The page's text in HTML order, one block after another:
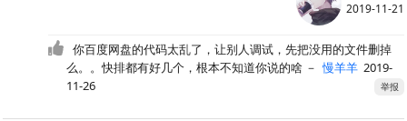
2019-11-21
你百度网盘的代码太乱了，让别人调试，先把没用的文件删掉
么。。快排都有好几个，根本不知道你说的啥 －慢羊羊 2019-
11-26
举报